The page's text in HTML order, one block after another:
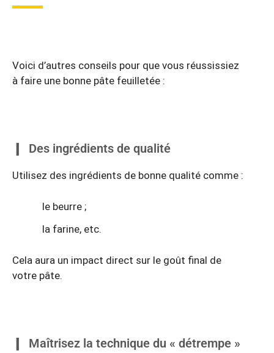
Voici d’autres conseils pour que vous réussissiez
à faire une bonne pâte feuilletée :
Des ingrédients de qualité
Utilisez des ingrédients de bonne qualité comme :
le beurre ;
la farine, etc.
Cela aura un impact direct sur le goût final de
votre pâte.
Maîtrisez la technique du « détrempe »